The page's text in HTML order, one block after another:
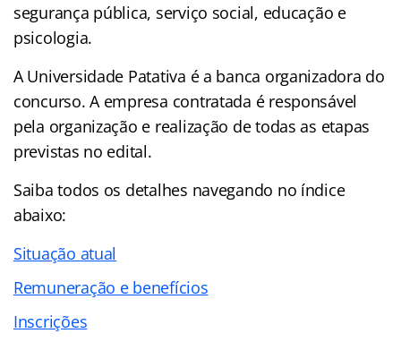
segurança pública, serviço social, educação e
psicologia.
A Universidade Patativa é a banca organizadora do
concurso. A empresa contratada é responsável
pela organização e realização de todas as etapas
previstas no edital.
Saiba todos os detalhes navegando no índice
abaixo:
Situação atual
Remuneração e benefícios
Inscrições